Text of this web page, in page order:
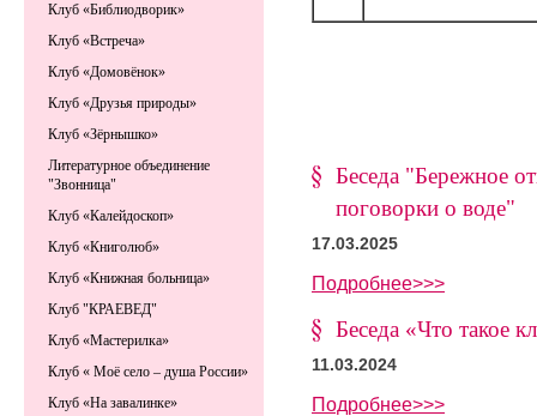
Беседа "Бережное
поговорки о воде"
17.03.2025
Подробнее>>>
Беседа «Что такое
11.03.2024
Подробнее>>>
Клуб «Библиодворик»
Клуб «Встреча»
Клуб «Домовёнок»
Клуб «Друзья природы»
Клуб «Зёрнышко»
Литературное объединение
"Звонница"
Клуб «Калейдоскоп»
Клуб «Книголюб»
Клуб «Книжная больница»
Клуб "КРАЕВЕД"
Клуб «Мастерилка»
Клуб « Моё село – душа России»
Клуб «На завалинке»